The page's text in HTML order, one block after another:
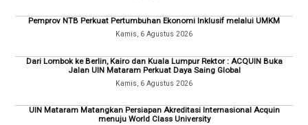
Pemprov NTB Perkuat Pertumbuhan Ekonomi Inklusif melalui UMKM
Kamis, 6 Agustus 2026
Dari Lombok ke Berlin, Kairo dan Kuala Lumpur Rektor : ACQUIN Buka
Jalan UIN Mataram Perkuat Daya Saing Global
Kamis, 6 Agustus 2026
UIN Mataram Matangkan Persiapan Akreditasi Internasional Acquin
menuju World Class University